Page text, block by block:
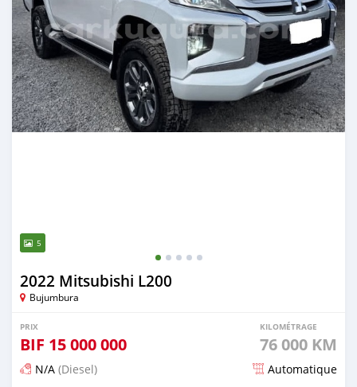
5
2022 Mitsubishi L200
Bujumbura
PRIX
BIF 15 000 000
KILOMÉTRAGE
76 000 KM
N/A (Diesel) Automatique